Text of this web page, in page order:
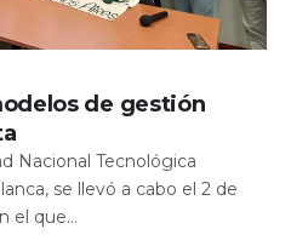
de gestión
Nacional Tecnológica
se llevó a cabo el 2 de
el que...